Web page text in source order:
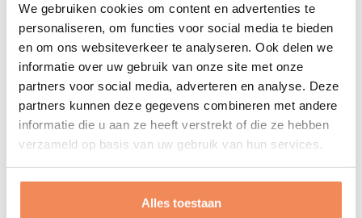
We gebruiken cookies om content en advertenties te
personaliseren, om functies voor social media te bieden
en om ons websiteverkeer te analyseren. Ook delen we
informatie over uw gebruik van onze site met onze
partners voor social media, adverteren en analyse. Deze
partners kunnen deze gegevens combineren met andere
informatie die u aan ze heeft verstrekt of die ze hebben
verzameld op basis van uw gebruik van hun services.
Alles toestaan
Foutloze verzendtarieven: Voorkom naheffingen van
vervoerders door vooraf 100% betrouwbare
gewichten- en volumecollectie naar jouw
verzendsoftware te sturen.
Snelle metingen: Nieuwe artikelen (SKU's) worden bij
binnenkomst direct geautomatiseerd gemeten,
gewogen en direct geregistreerd in jouw systeem.
Waarom LOGISTORE voor retail
en e-commerce?